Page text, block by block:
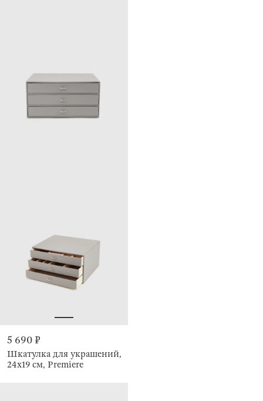
5 690 ₽
Шкатулка для украшений,
24х19 см, Premiere